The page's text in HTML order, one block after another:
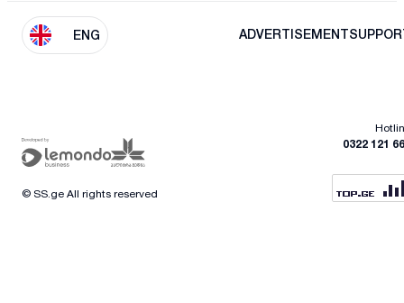
ENG ADVERTISEMENT
0322 121
© SS.ge All rights reserved